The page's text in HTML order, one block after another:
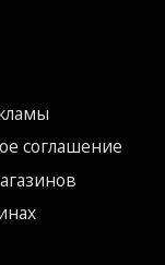
соглашение